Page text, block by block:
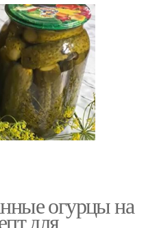
огурцы на
для